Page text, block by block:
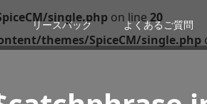
リースバック よくあるご質問
single.php on line20
themes/SpiceCM/single.php